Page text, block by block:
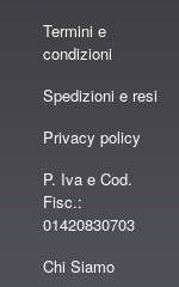
Termini e
condizioni
Spedizioni e resi
Privacy policy
P. Iva e Cod.
Fisc.:
01420830703
Chi Siamo